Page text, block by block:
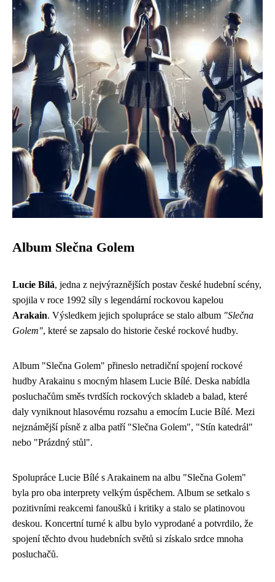
Album Slečna Golem
Lucie Bílá, jedna z nejvýraznějších postav české hudební scény,
spojila v roce 1992 síly s legendární rockovou kapelou
Arakain. Výsledkem jejich spolupráce se stalo album "Slečna
Golem", které se zapsalo do historie české rockové hudby.
Album "Slečna Golem" přineslo netradiční spojení rockové
hudby Arakainu s mocným hlasem Lucie Bílé. Deska nabídla
posluchačům směs tvrdších rockových skladeb a balad, které
daly vyniknout hlasovému rozsahu a emocím Lucie Bílé. Mezi
nejznámější písně z alba patří "Slečna Golem", "Stín katedrál"
nebo "Prázdný stůl".
Spolupráce Lucie Bílé s Arakainem na albu "Slečna Golem"
byla pro oba interprety velkým úspěchem. Album se setkalo s
pozitivními reakcemi fanoušků i kritiky a stalo se platinovou
deskou. Koncertní turné k albu bylo vyprodané a potvrdilo, že
spojení těchto dvou hudebních světů si získalo srdce mnoha
posluchačů.